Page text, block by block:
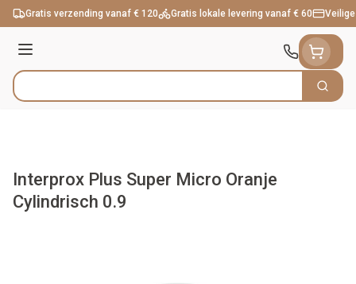
Ga naar de inhoud
Gratis verzending vanaf € 120 Gratis lokale levering vanaf € 60
Menu
Product, merk, categorie... Zoek
Interprox Plus Super Micro Oranje
Cylindrisch 0.9